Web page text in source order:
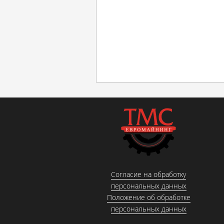
Согласие на обработку
персональных данных
Положение об обработке
персональных данных